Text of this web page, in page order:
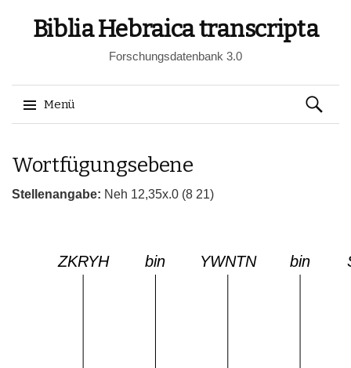
Biblia Hebraica transcripta
Forschungsdatenbank 3.0
Menü
zum
Suchen
nach:
Wortfügungsebene
Stellenangabe: Neh 12,35x.0 (8 21)